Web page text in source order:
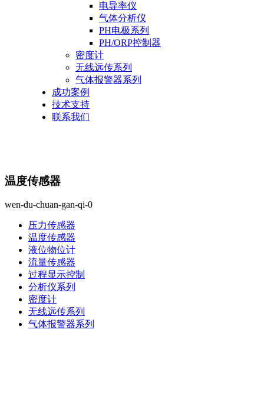
电导率仪
气体分析仪
PH电极系列
PH/ORP控制器
密度计
无线远传系列
气体报警器系列
成功案例
技术支持
联系我们
温度传感器
wen-du-chuan-gan-qi-0
压力传感器
温度传感器
液位物位计
流量传感器
过程显示控制
分析仪系列
密度计
无线远传系列
气体报警器系列